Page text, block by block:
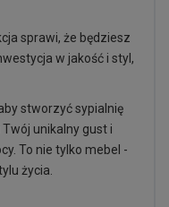
sprawi, że będziesz
w jakość i styl,
stworzyć sypialnię
unikalny gust i
To nie tylko mebel -
życia.